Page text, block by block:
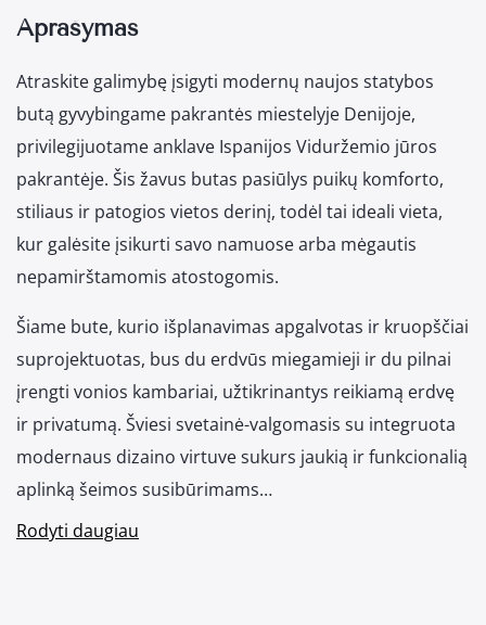
Aprašymas
Atraskite galimybę įsigyti modernų naujos statybos
butą gyvybingame pakrantės miestelyje Denijoje,
privilegijuotame anklave Ispanijos Viduržemio jūros
pakrantėje. Šis žavus butas pasiūlys puikų komforto,
stiliaus ir patogios vietos derinį, todėl tai ideali vieta,
kur galėsite įsikurti savo namuose arba mėgautis
nepamirštamomis atostogomis.
Šiame bute, kurio išplanavimas apgalvotas ir kruopščiai
suprojektuotas, bus du erdvūs miegamieji ir du pilnai
įrengti vonios kambariai, užtikrinantys reikiamą erdvę
ir privatumą. Šviesi svetainė-valgomasis su integruota
modernaus dizaino virtuve sukurs jaukią ir funkcionalią
aplinką šeimos susibūrimams…
Rodyti daugiau